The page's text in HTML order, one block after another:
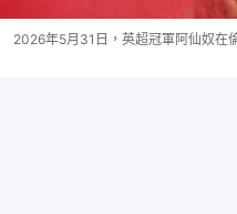
2026年5月31日，英超冠軍阿仙奴在